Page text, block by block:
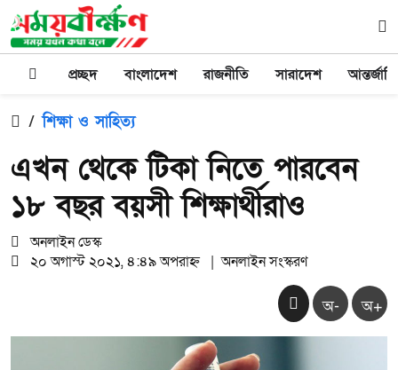
প্রচ্ছদ বাংলাদেশ রাজনীতি সারাদেশ
/ শিক্ষা ও সাহিত্য
এখন থেকে টিকা নিতে পারবেন
১৮ বছর বয়সী শিক্ষার্থীরাও
অনলাইন ডেস্ক
২০ অগাস্ট ২০২১, ৪:৪৯ অপরাহ্ন | অনলাইন সংস্করণ
অ- অ+